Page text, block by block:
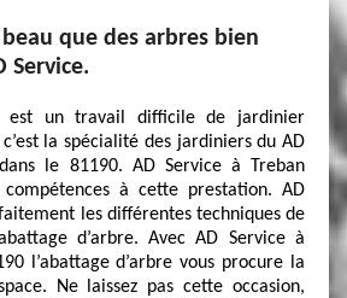
beau que des arbres bien
Service.
est un travail difficile de jardinier
la spécialité des jardiniers du AD
le 81190. AD Service à Treban
à cette prestation. AD
les différentes techniques de
d’arbre. Avec AD Service à
l’abattage d’arbre vous procure la
Ne laissez pas cette occasion,